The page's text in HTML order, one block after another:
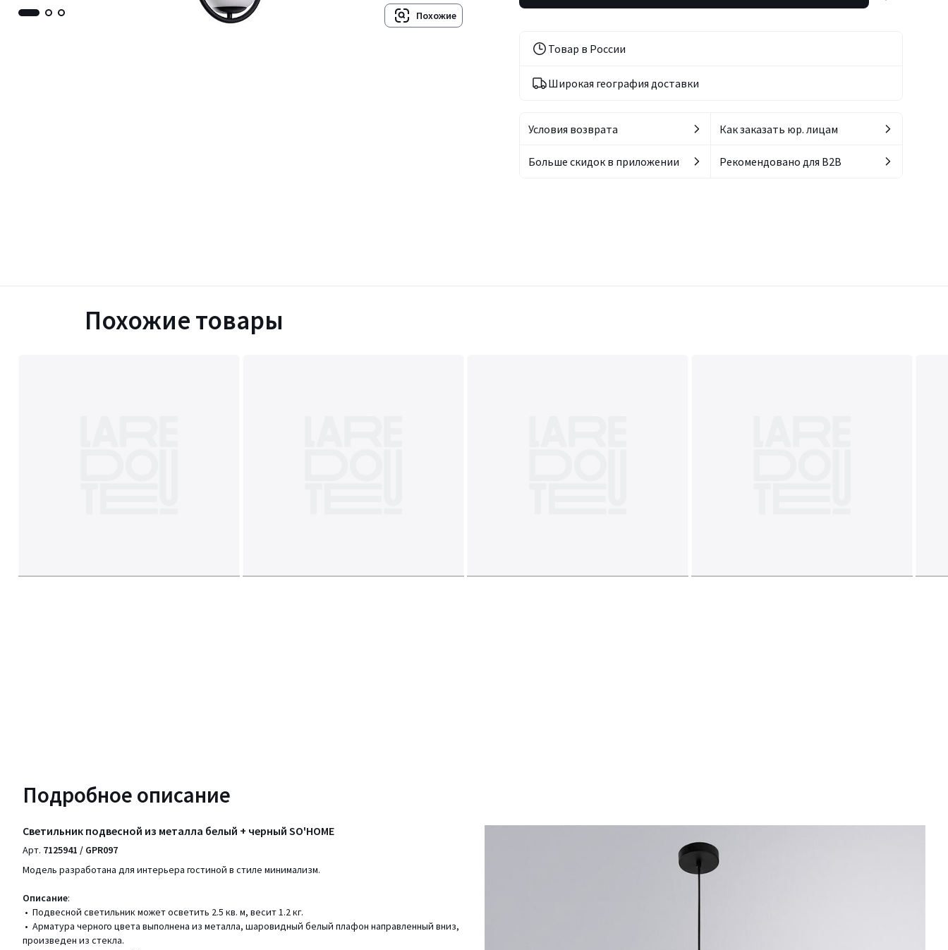
Похожие
Товар в России
Широкая география доставки
Условия возврата Как заказать юр. лицам
Больше скидок в приложении Рекомендовано для B2B
Похожие товары
Подробное описание
Светильник подвесной из металла белый + черный SO'HOME
Арт. 7125941 / GPR097
Модель разработана для интерьера гостиной в стиле минимализм.
Описание:
• Подвесной светильник может осветить 2.5 кв. м, весит 1.2 кг.
• Арматура черного цвета выполнена из металла, шаровидный белый плафон направленный вниз,
произведен из стекла.